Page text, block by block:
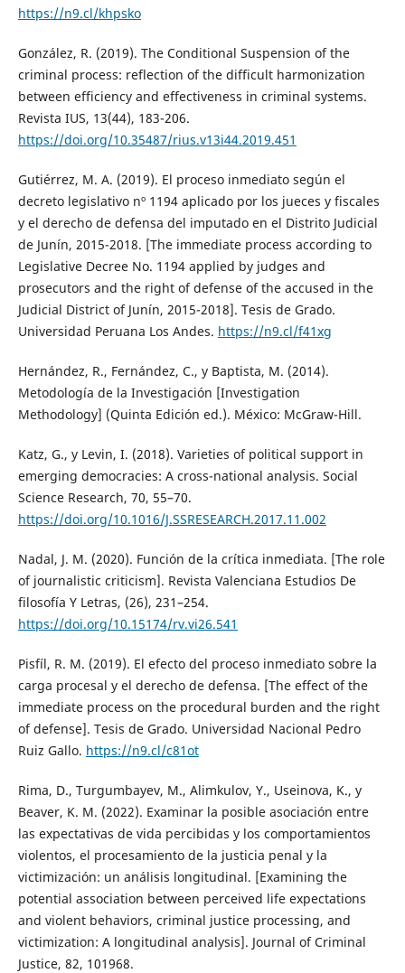
https://n9.cl/khpsko
González, R. (2019). The Conditional Suspension of the
criminal process: reflection of the difficult harmonization
between efficiency and effectiveness in criminal systems.
Revista IUS, 13(44), 183-206.
https://doi.org/10.35487/rius.v13i44.2019.451
Gutiérrez, M. A. (2019). El proceso inmediato según el
decreto legislativo nº 1194 aplicado por los jueces y fiscales
y el derecho de defensa del imputado en el Distrito Judicial
de Junín, 2015-2018. [The immediate process according to
Legislative Decree No. 1194 applied by judges and
prosecutors and the right of defense of the accused in the
Judicial District of Junín, 2015-2018]. Tesis de Grado.
Universidad Peruana Los Andes. https://n9.cl/f41xg
Hernández, R., Fernández, C., y Baptista, M. (2014).
Metodología de la Investigación [Investigation
Methodology] (Quinta Edición ed.). México: McGraw-Hill.
Katz, G., y Levin, I. (2018). Varieties of political support in
emerging democracies: A cross-national analysis. Social
Science Research, 70, 55–70.
https://doi.org/10.1016/J.SSRESEARCH.2017.11.002
Nadal, J. M. (2020). Función de la crítica inmediata. [The role
of journalistic criticism]. Revista Valenciana Estudios De
filosofía Y Letras, (26), 231–254.
https://doi.org/10.15174/rv.vi26.541
Pisfíl, R. M. (2019). El efecto del proceso inmediato sobre la
carga procesal y el derecho de defensa. [The effect of the
immediate process on the procedural burden and the right
of defense]. Tesis de Grado. Universidad Nacional Pedro
Ruiz Gallo. https://n9.cl/c81ot
Rima, D., Turgumbayev, M., Alimkulov, Y., Useinova, K., y
Beaver, K. M. (2022). Examinar la posible asociación entre
las expectativas de vida percibidas y los comportamientos
violentos, el procesamiento de la justicia penal y la
victimización: un análisis longitudinal. [Examining the
potential association between perceived life expectations
and violent behaviors, criminal justice processing, and
victimization: A longitudinal analysis]. Journal of Criminal
Justice, 82, 101968.